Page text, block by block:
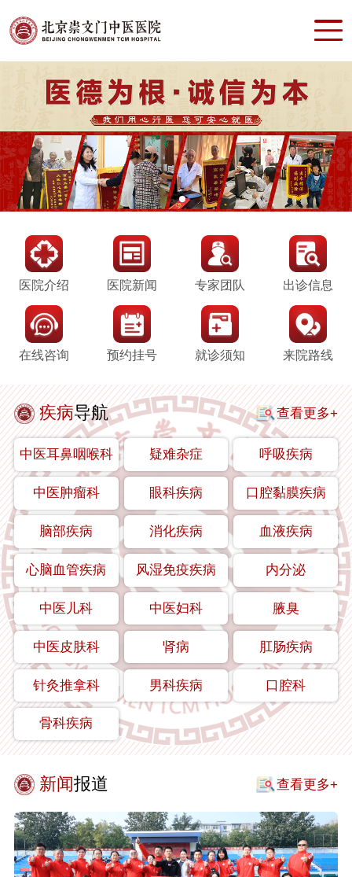
医院介绍 医院新闻 专家团队 出诊信息
在线咨询 预约挂号 就诊须知 来院路线
疾病导航 查看更多+
中医耳鼻咽喉科 疑难杂症 呼吸疾病
中医肿瘤科 眼科疾病 口腔黏膜疾病
脑部疾病 消化疾病 血液疾病
心脑血管疾病 风湿免疫疾病 内分泌
中医儿科 中医妇科 腋臭
中医皮肤科 肾病 肛肠疾病
针灸推拿科 男科疾病 口腔科
骨科疾病
新闻报道 查看更多+